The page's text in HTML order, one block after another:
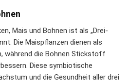
Mais und Bohnen ist als „Drei-
Die Maispflanzen dienen als
während die Bohnen Stickstoff
Diese symbiotische
und die Gesundheit aller drei